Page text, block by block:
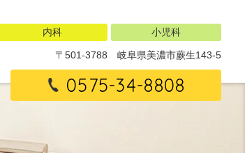
内科 小児科
〒501-3788 岐阜県美濃市蕨生143-5
0575-34-8808